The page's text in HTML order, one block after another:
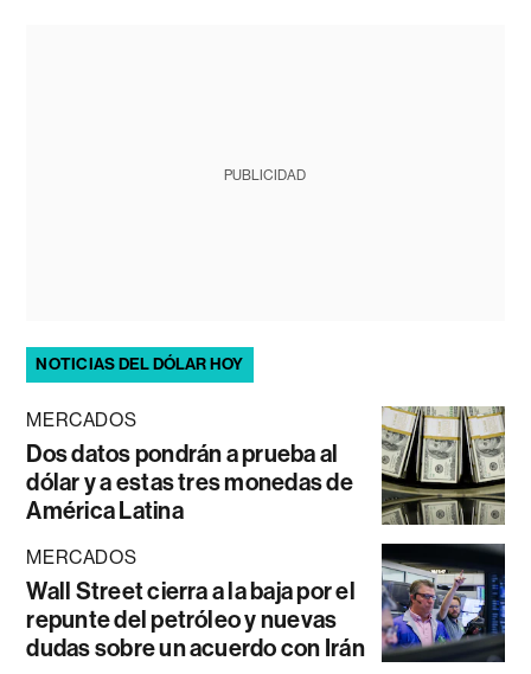
PUBLICIDAD
NOTICIAS DEL DÓLAR HOY
MERCADOS
Dos datos pondrán a prueba al
dólar y a estas tres monedas de
América Latina
MERCADOS
Wall Street cierra a la baja por el
repunte del petróleo y nuevas
dudas sobre un acuerdo con Irán